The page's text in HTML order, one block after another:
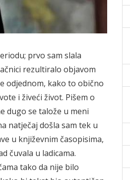
prvo sam slala
rezultiralo objavom
odjednom, kako to obično
i živeći život. Pišem o
dugo se talože u meni
natječaj došla sam tek u
u književnim časopisima,
čuvala u ladicama.
tako da nije bilo